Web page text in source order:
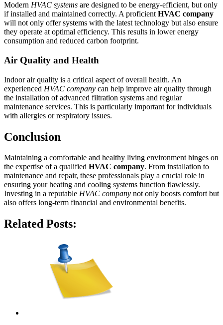
Modern HVAC systems are designed to be energy-efficient, but only
if installed and maintained correctly. A proficient HVAC company
will not only offer systems with the latest technology but also ensure
they operate at optimal efficiency. This results in lower energy
consumption and reduced carbon footprint.
Air Quality and Health
Indoor air quality is a critical aspect of overall health. An
experienced HVAC company can help improve air quality through
the installation of advanced filtration systems and regular
maintenance services. This is particularly important for individuals
with allergies or respiratory issues.
Conclusion
Maintaining a comfortable and healthy living environment hinges on
the expertise of a qualified HVAC company. From installation to
maintenance and repair, these professionals play a crucial role in
ensuring your heating and cooling systems function flawlessly.
Investing in a reputable HVAC company not only boosts comfort but
also offers long-term financial and environmental benefits.
Related Posts: